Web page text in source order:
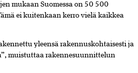
mukaan Suomessa on 50 500
ei kuitenkaan kerro vielä kaikkea
yleensä rakennuskohtaisesti ja
muistuttaa rakennesuunnittelun